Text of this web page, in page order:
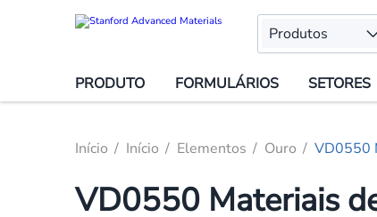
Produtos
PRODUTO FORMULÁRIOS SETORES
Início Início Elementos Ouro VD0550
VD0550 Materiais